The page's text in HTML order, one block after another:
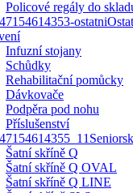
Policové regály do
Infuzní stojany
Schůdky
Rehabilitační pomůcky
Dávkovače
Podpěra pod nohu
Příslušenství
Šatní skříně Q
Šatní skříně Q OVAL
Šatní skříně Q LINE